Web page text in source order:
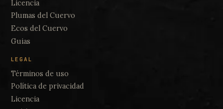
Licencia
Plumas del Cuervo
Ecos del Cuervo
Guias
LEGAL
Términos de uso
Política de privacidad
Licencia